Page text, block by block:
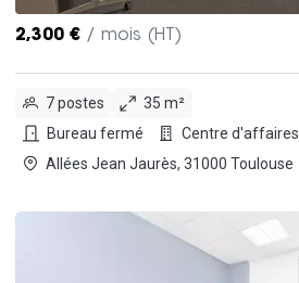
2,300 € / mois (HT)
7 postes
35 m²
Bureau fermé
Centre d'affaires
Allées Jean Jaurès, 31000 Toulouse